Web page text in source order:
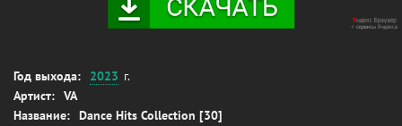
Год выхода: 2023 г.
Артист: VA
Название: Dance Hits Collection [30]